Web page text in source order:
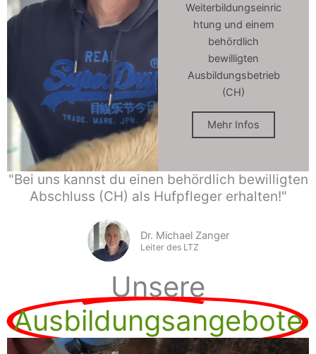
Weiterbildungseinric
htung und einem
behördlich
bewilligten
Ausbildungsbetrieb
(CH)
Mehr Infos
"Bei uns kannst du einen behördlich bewilligten
Abschluss (CH) als Hufpfleger erhalten!"
Dr. Michael Zanger
Leiter des LTZ
Unsere
Ausbildungsangebote